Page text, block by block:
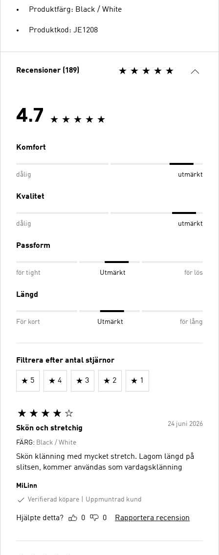
Produktfärg: Black / White
Produktkod: JE1208
Recensioner (189)
4.7
Komfort
dålig utmärkt
Kvalitet
dålig utmärkt
Passform
för tight Utmärkt för lös
Längd
För kort Utmärkt för lång
Filtrera efter antal stjärnor
5 4 3 2 1
24 juni 2026
Skön och stretchig
FÄRG: Black / White
Skön klänning med mycket stretch. Lagom längd på
slitsen, kommer användas som vardagsklänning
MiLinn
Verifierad köpare
Uppmuntrad kund
Hjälpte detta? 0 0 Rapportera recension